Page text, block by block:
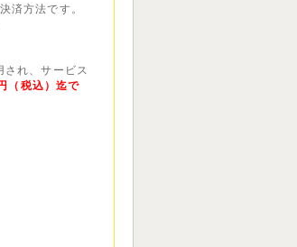
済方法です。
れ、サービス
（税込）迄で